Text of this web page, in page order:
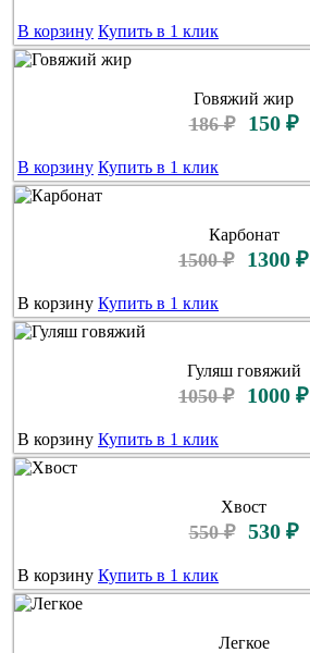
В корзину Купить в 1 клик
Говяжий жир
186 ₽ 150 ₽
В корзину Купить в 1 клик
Карбонат
1500 ₽ 1300 ₽
В корзину Купить в 1 клик
Гуляш говяжий
1050 ₽ 1000 ₽
В корзину Купить в 1 клик
Хвост
550 ₽ 530 ₽
В корзину Купить в 1 клик
Легкое